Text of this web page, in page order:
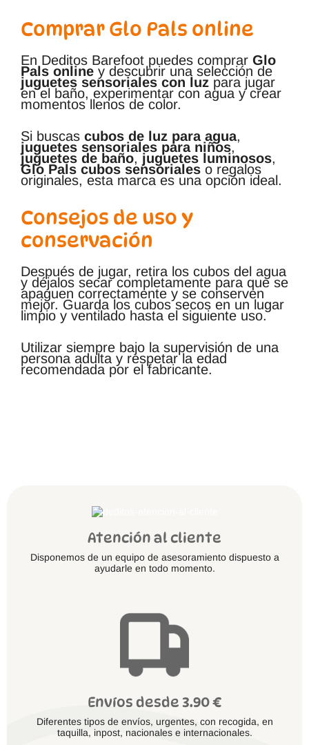
Comprar Glo Pals online
En Deditos Barefoot puedes comprar Glo
Pals online y descubrir una selección de
juguetes sensoriales con luz para jugar
en el baño, experimentar con agua y crear
momentos llenos de color.
Si buscas cubos de luz para agua,
juguetes sensoriales para niños,
juguetes de baño, juguetes luminosos,
Glo Pals cubos sensoriales o regalos
originales, esta marca es una opción ideal.
Consejos de uso y
conservación
Después de jugar, retira los cubos del agua
y déjalos secar completamente para que se
apaguen correctamente y se conserven
mejor. Guarda los cubos secos en un lugar
limpio y ventilado hasta el siguiente uso.
Utilizar siempre bajo la supervisión de una
persona adulta y respetar la edad
recomendada por el fabricante.
Atención al cliente
Disponemos de un equipo de asesoramiento dispuesto a
ayudarle en todo momento.
Envíos desde 3.90 €
Diferentes tipos de envíos, urgentes, con recogida, en
taquilla, inpost, nacionales e internacionales.